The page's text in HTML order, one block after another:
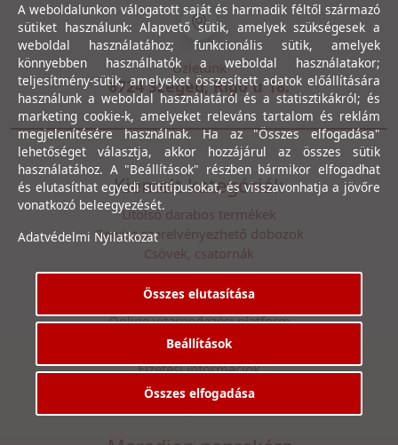
Üzletünk
6724 Szeged, Rigó u 18.
Kiemelt kategóriák
Utolsó darabos termékek
Gewiss szerelvényezhető dobozok
Csövek, csatornák
Adatvédelmi Nyilatkozat
Online vitarendezési platform
Céginformációk
Fizetési információk
Szállítási információk
A weboldalunkon válogatott saját és harmadik féltől származó
sütiket használunk: Alapvető sütik, amelyek szükségesek a
weboldal használatához; funkcionális sütik, amelyek
könnyebben használhatók a weboldal használatakor;
teljesítmény-sütik, amelyeket összesített adatok előállítására
használunk a weboldal használatáról és a statisztikákról; és
marketing cookie-k, amelyeket releváns tartalom és reklám
megjelenítésére használnak. Ha az "Összes elfogadása"
lehetőséget választja, akkor hozzájárul az összes sütik
használatához. A "Beállítások" részben bármikor elfogadhat
és elutasíthat egyedi sütitípusokat, és visszavonhatja a jövőre
vonatkozó beleegyezését.
Adatvédelmi Nyilatkozat
Összes elutasítása
Beállítások
Összes elfogadása